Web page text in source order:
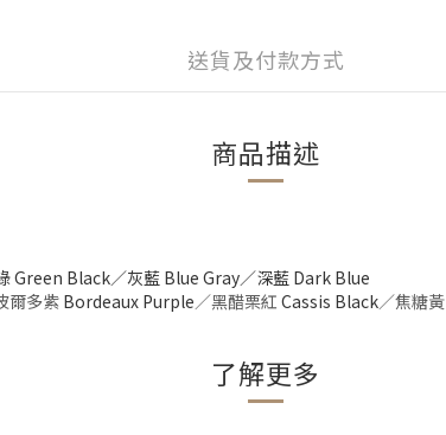
送貨及付款方式
商品描述
Green Black／灰藍 Blue Gray／深藍 Dark Blue
爾多紫 Bordeaux Purple／黑醋栗紅 Cassis Black／焦糖黃
了解更多